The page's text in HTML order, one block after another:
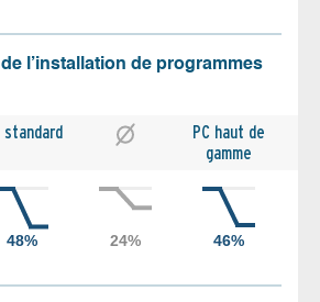
l’installation de programmes
standard
PC haut de
gamme